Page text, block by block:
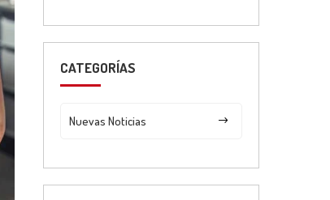
CATEGORÍAS
Nuevas Noticias